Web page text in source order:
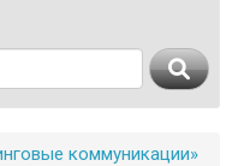
коммуникации»